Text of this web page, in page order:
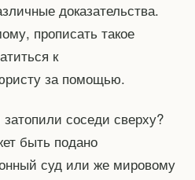
доказательства.
прописать такое
к
за помощью.
соседи сверху?
быть подано
суд или же мировому